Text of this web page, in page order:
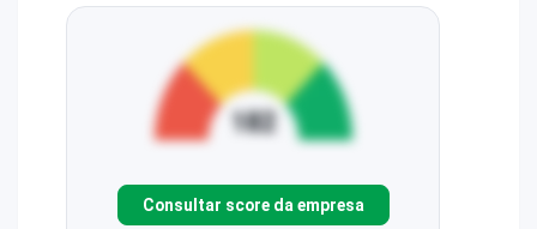
Consultar score da empresa